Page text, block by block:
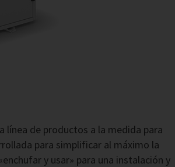
línea de productos a la medida para
para simplificar al máximo la
y usar» para una instalación y